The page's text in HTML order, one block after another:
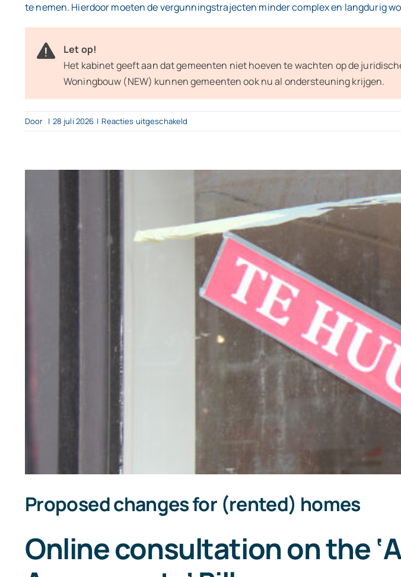
te nemen. Hierdoor moeten de vergunningstrajecten minder complex en langdurig
Let op!
Het kabinet geeft aan dat gemeenten niet hoeven te wachten op de
Woningbouw (NEW) kunnen gemeenten ook nu al ondersteuning krijgen.
Door | 28 juli 2026 | Reacties uitgeschakeld
(verhuurde)
Proposed changes for (rented) homes
Online consultation on the